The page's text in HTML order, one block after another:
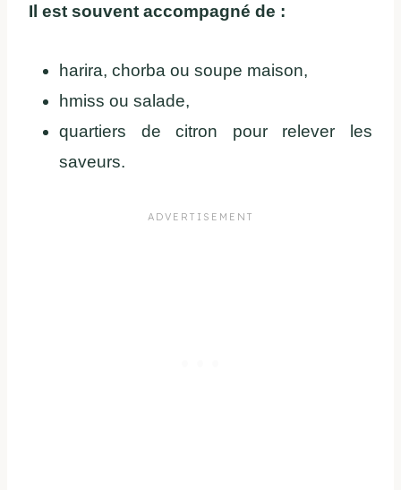
Il est souvent accompagné de :
harira, chorba ou soupe maison,
hmiss ou salade,
quartiers de citron pour relever les
saveurs.